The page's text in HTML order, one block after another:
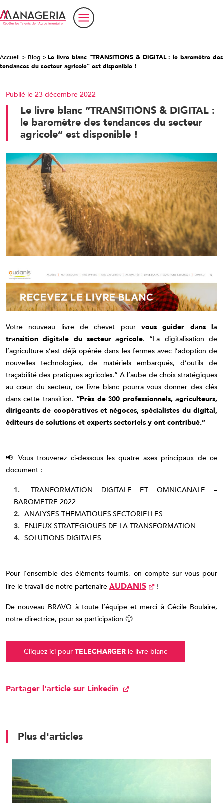
Accueil > Blog> Le livre blanc “TRANSITIONS & DIGITAL : le baromètre des
tendances du secteur agricole” est disponible !
Publié le 23 décembre 2022
Le livre blanc “TRANSITIONS & DIGITAL :
le baromètre des tendances du secteur
agricole” est disponible !
Votre nouveau livre de chevet pour vous guider dans la
transition digitale du secteur agricole. “La digitalisation de
l’agriculture s’est déjà opérée dans les fermes avec l’adoption de
nouvelles technologies, de matériels embarqués, d’outils de
traçabilité des pratiques agricoles.” A l’aube de choix stratégiques
au cœur du secteur, ce livre blanc pourra vous donner des clés
dans cette transition.“Près de 300 professionnels, agriculteurs,
dirigeants de coopératives et négoces, spécialistes du digital,
éditeurs de solutions et experts sectoriels y ont contribué.”
📢 Vous trouverez ci-dessous les quatre axes principaux de ce
document :
TRANFORMATION DIGITALE ET OMNICANALE –
BAROMETRE 2022
ANALYSES THEMATIQUES SECTORIELLES
ENJEUX STRATEGIQUES DE LA TRANSFORMATION
SOLUTIONS DIGITALES
Pour l’ensemble des éléments fournis, on compte sur vous pour
lire le travail de notre partenaire AUDANIS !
De nouveau BRAVO à toute l’équipe et merci à Cécile Boulaire,
notre directrice, pour sa participation 🙂
Cliquez-ici pour TELECHARGER le livre blanc
Partager l'article sur Linkedin
Plus d'articles